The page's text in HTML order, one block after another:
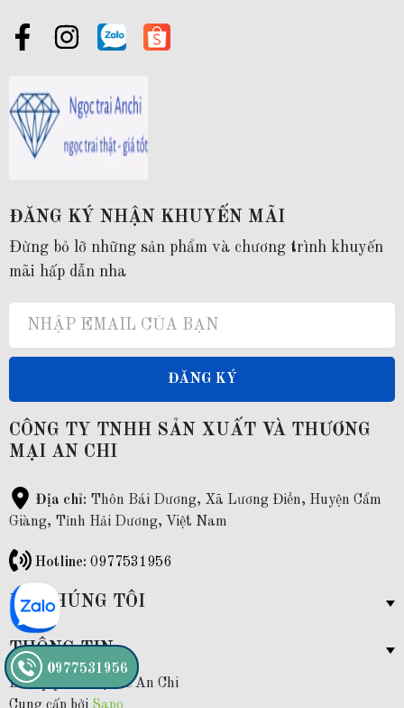
ĐĂNG KÝ NHẬN KHUYẾN MÃI
Đừng bỏ lỡ những sản phẩm và chương trình khuyến
mãi hấp dẫn nha
ĐĂNG KÝ
CÔNG TY TNHH SẢN XUẤT VÀ THƯƠNG
MẠI AN CHI
Địa chỉ: Thôn Bái Dương, Xã Lương Điền, Huyện Cẩm
Giàng, Tỉnh Hải Dương, Việt Nam
Hotline: 0977531956
VỀ CHÚNG TÔI
THÔNG TIN
Bản quyền thuộc về An Chi
Cung cấp bởi Sapo
0977531956